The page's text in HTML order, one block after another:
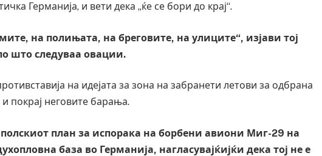
Германија, и вети дека „ќе се бори до крај“.
на полињата, на бреговите, на улиците“, изјави тој
што следуваа овации.
на идејата за зона на забранети летови за одбрана
покрај неговите барања.
план за испорака на борбени авиони Миг-29 на
база во Германија, нагласувајќијќи дека тој не е